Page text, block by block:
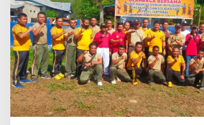
n
e
r
g
i
t
a
s
,